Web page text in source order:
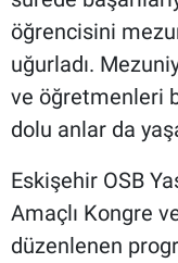
öğrencisini
uğurladı.
ve öğretmenleri
dolu anlar da
Eskişehir OSB
Amaçlı Kongre
düzenlenen